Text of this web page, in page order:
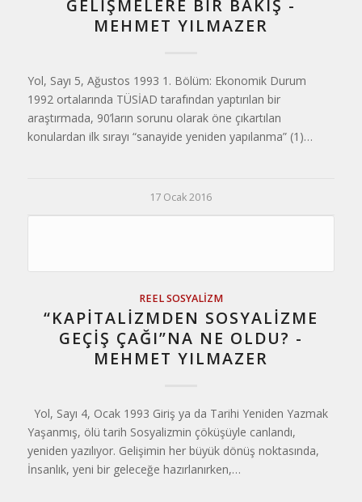
GELİŞMELERE BİR BAKIŞ -
MEHMET YILMAZER
Yol, Sayı 5, Ağustos 1993 1. Bölüm: Ekonomik Durum
1992 ortalarında TÜSİAD tarafından yaptırılan bir
araştırmada, 90’ların sorunu olarak öne çıkartılan
konulardan ilk sırayı “sanayide yeniden yapılanma” (1)…
17 Ocak 2016
REEL SOSYALIZM
“KAPİTALİZMDEN SOSYALİZME
GEÇİŞ ÇAĞI”NA NE OLDU? -
MEHMET YILMAZER
Yol, Sayı 4, Ocak 1993 Giriş ya da Tarihi Yeniden Yazmak
Yaşanmış, ölü tarih Sosyalizmin çöküşüyle canlandı,
yeniden yazılıyor. Gelişimin her büyük dönüş noktasında,
İnsanlık, yeni bir geleceğe hazırlanırken,…